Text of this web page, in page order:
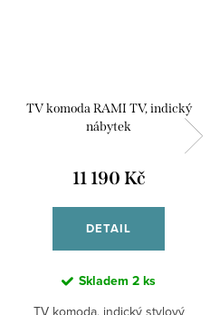
TV komoda RAMI TV, indický
nábytek
11 190 Kč
DETAIL
Skladem 2 ks